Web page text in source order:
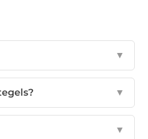
▼
▼
▼